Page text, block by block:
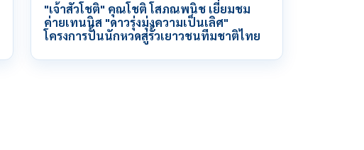
"เจ้าสัวโชติ" คุณโชติ โสภณพนิช เยี่ยมชม
ค่ายเทนนิส "ดาวรุ่งมุ่งความเป็นเลิศ"
โครงการปั้นนักหวดสู่รั้วเยาวชนทีมชาติไทย